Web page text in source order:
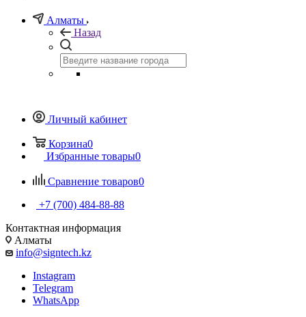
Алматы
Назад
Личный кабинет
Корзина0
Избранные товары0
Сравнение товаров0
+7 (700) 484-88-88
Контактная информация
Алматы
info@signtech.kz
Instagram
Telegram
WhatsApp